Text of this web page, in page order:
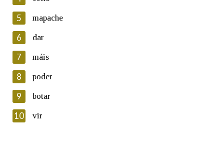
Lin e acepto as condicións da política de
Introduce o código que aparece na imaxe:
Texto de verificación
5 mapache
6 dar
7 máis
8 poder
9 botar
10 vir